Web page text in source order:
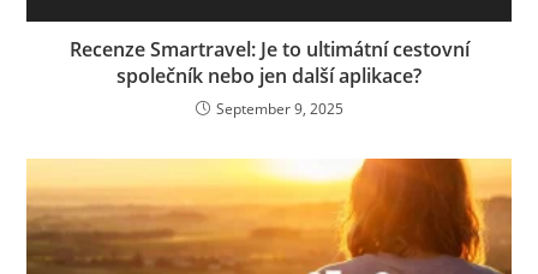
Recenze Smartravel: Je to ultimátní cestovní
společník nebo jen další aplikace?
September 9, 2025